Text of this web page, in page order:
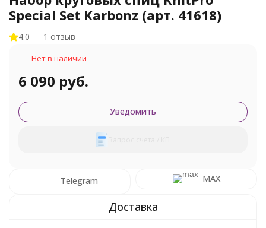
Special Set Karbonz (арт. 41618)
4.0 1 отзыв
Нет в наличии
6 090 руб.
Уведомить
Telegram MAX